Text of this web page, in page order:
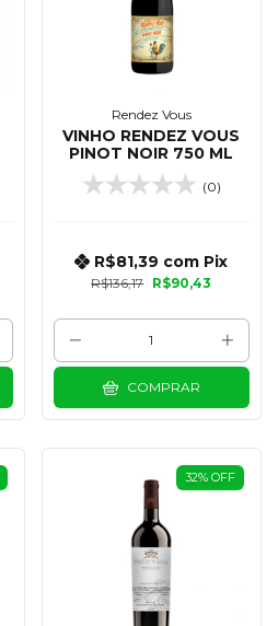
Rendez Vous
VINHO RENDEZ VOUS
PINOT NOIR 750 ML
(0)
R$136,17 R$90,43
R$81,39 com Pix
COMPRAR
32% OFF